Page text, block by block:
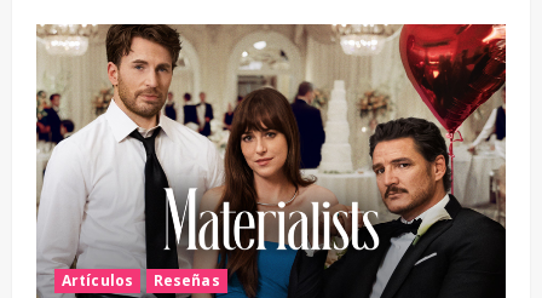
Artículos Reseñas